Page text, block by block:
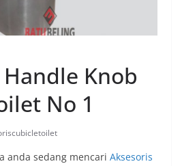
Knob
No 1
anda sedang mencari Aksesoris